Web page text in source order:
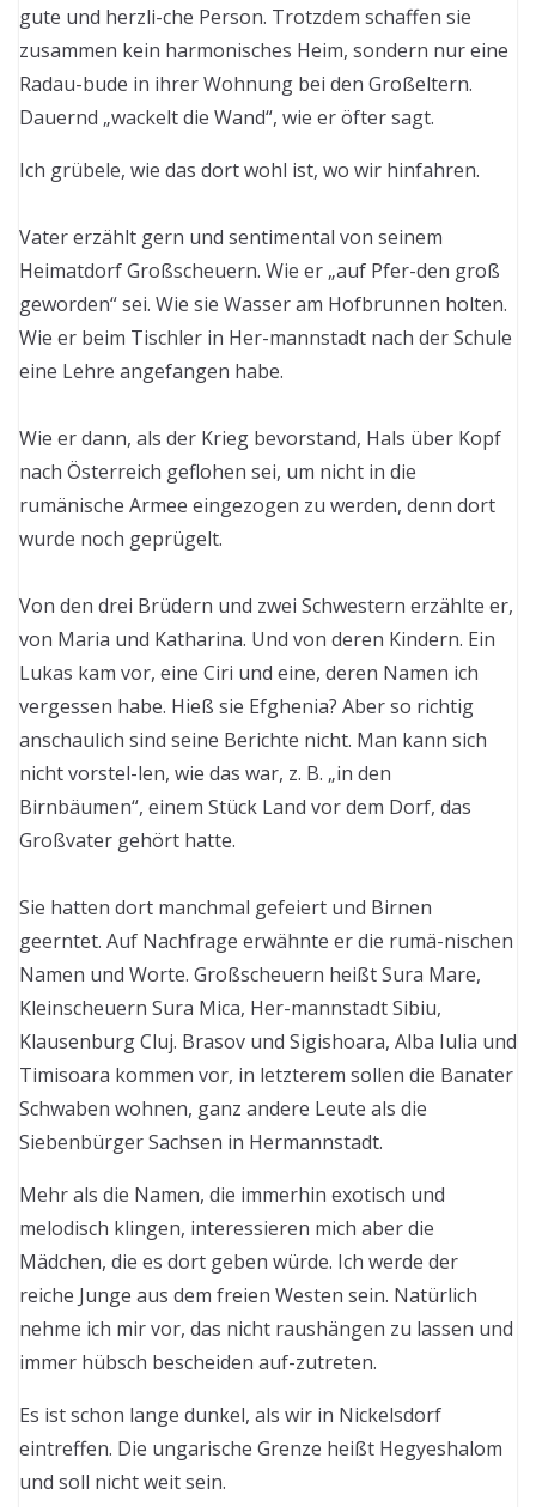
gute und herzli-che Person. Trotzdem schaffen sie
zusammen kein harmonisches Heim, sondern nur eine
Radau-bude in ihrer Wohnung bei den Großeltern.
Dauernd „wackelt die Wand“, wie er öfter sagt.
Ich grübele, wie das dort wohl ist, wo wir hinfahren.
Vater erzählt gern und sentimental von seinem
Heimatdorf Großscheuern. Wie er „auf Pfer-den groß
geworden“ sei. Wie sie Wasser am Hofbrunnen holten.
Wie er beim Tischler in Her-mannstadt nach der Schule
eine Lehre angefangen habe.
Wie er dann, als der Krieg bevorstand, Hals über Kopf
nach Österreich geflohen sei, um nicht in die
rumänische Armee eingezogen zu werden, denn dort
wurde noch geprügelt.
Von den drei Brüdern und zwei Schwestern erzählte er,
von Maria und Katharina. Und von deren Kindern. Ein
Lukas kam vor, eine Ciri und eine, deren Namen ich
vergessen habe. Hieß sie Efghenia? Aber so richtig
anschaulich sind seine Berichte nicht. Man kann sich
nicht vorstel-len, wie das war, z. B. „in den
Birnbäumen“, einem Stück Land vor dem Dorf, das
Großvater gehört hatte.
Sie hatten dort manchmal gefeiert und Birnen
geerntet. Auf Nachfrage erwähnte er die rumä-nischen
Namen und Worte. Großscheuern heißt Sura Mare,
Kleinscheuern Sura Mica, Her-mannstadt Sibiu,
Klausenburg Cluj. Brasov und Sigishoara, Alba Iulia und
Timisoara kommen vor, in letzterem sollen die Banater
Schwaben wohnen, ganz andere Leute als die
Siebenbürger Sachsen in Hermannstadt.
Mehr als die Namen, die immerhin exotisch und
melodisch klingen, interessieren mich aber die
Mädchen, die es dort geben würde. Ich werde der
reiche Junge aus dem freien Westen sein. Natürlich
nehme ich mir vor, das nicht raushängen zu lassen und
immer hübsch bescheiden auf-zutreten.
Es ist schon lange dunkel, als wir in Nickelsdorf
eintreffen. Die ungarische Grenze heißt Hegyeshalom
und soll nicht weit sein.